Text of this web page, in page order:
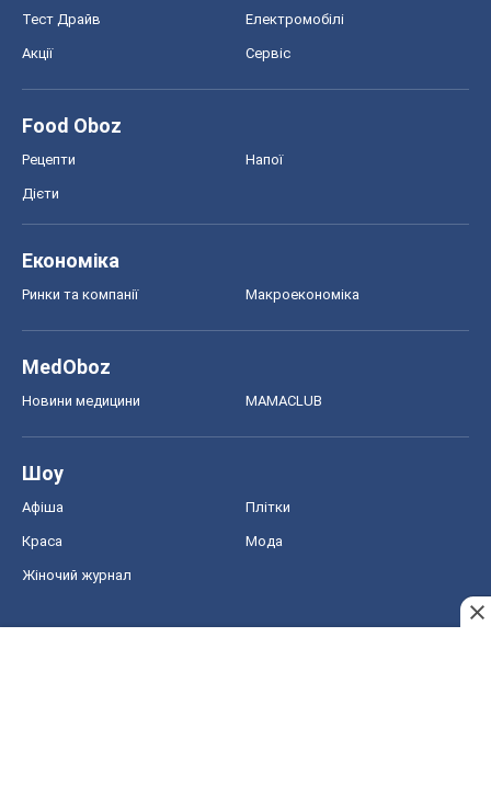
Тест Драйв Електромобілі
Акції Сервіс
Food Oboz
Рецепти Напої
Дієти
Економіка
Ринки та компанії Макроекономіка
MedOboz
Новини медицини MAMACLUB
Шоу
Афіша Плітки
Краса Мода
Жіночий журнал